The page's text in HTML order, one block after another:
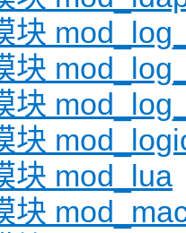
块
块
块
块
块 mod_lua
块